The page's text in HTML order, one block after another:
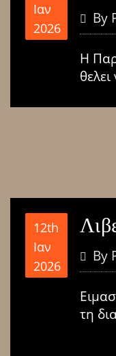
Ιαν
2026
By
Η
12th
Ιαν
2026
By
τη